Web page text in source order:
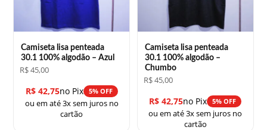
Camiseta lisa penteada
30.1 100% algodão – Azul
R$45,00
R$42,75no Pix 5% OFF
ou em até 3x sem juros no
cartão
Camiseta lisa penteada
30.1 100% algodão –
Chumbo
R$45,00
R$ 42,75no Pix 5% OFF
ou em até 3x sem juros no
cartão